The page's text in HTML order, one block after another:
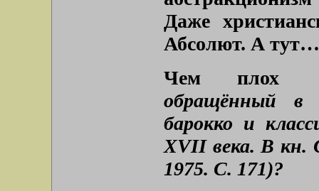
Даже
Абсолют. А тут…
Чем плох
обращённый в
барокко и
XVII века. В кн.
1975. С. 171)?